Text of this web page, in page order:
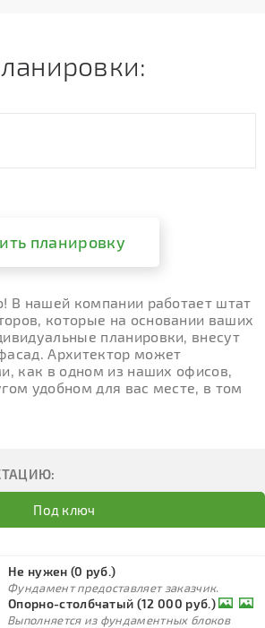
планировку
В нашей компании работает штат
которые на основании ваших
планировки, внесут
Архитектор может
как в одном из наших офисов,
удобном для вас месте, в том
Под ключ
Не нужен (0 руб.)
Фундамент предоставляет заказчик.
Опорно-столбчатый (12 000 руб.)
Выполняется из фундаментных блоков